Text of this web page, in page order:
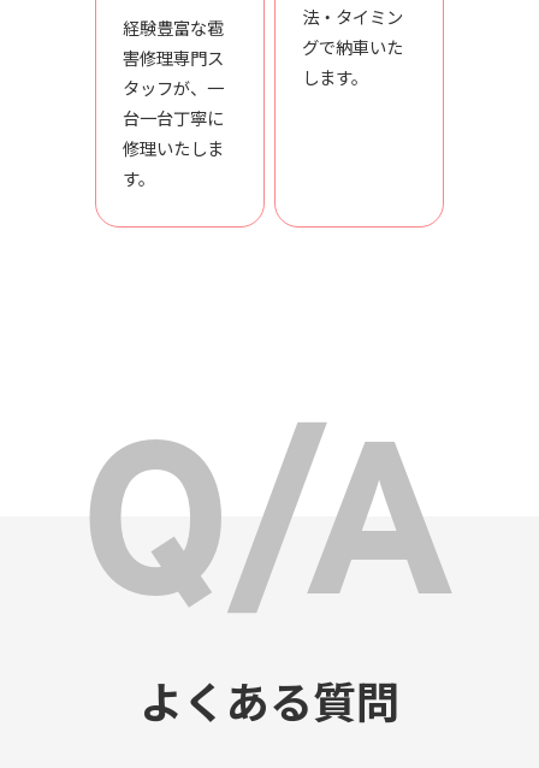
経験豊富な雹
害修理専門ス
タッフが、一
台一台丁寧に
修理いたしま
す。
法・タイミン
グで納車いた
します。
よくある質問